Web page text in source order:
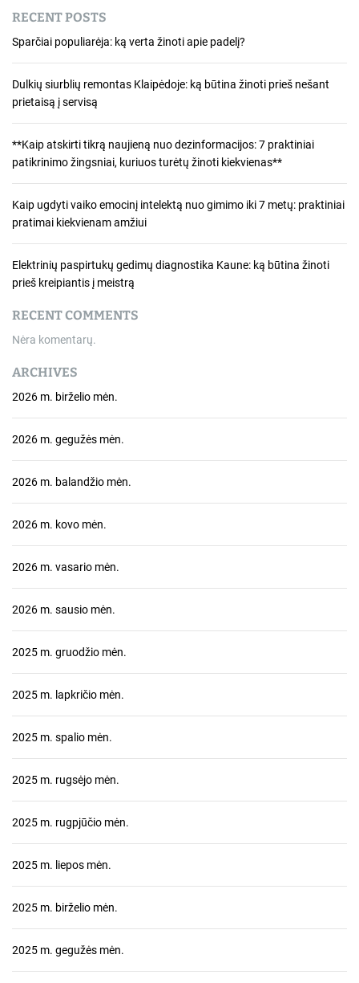
RECENT POSTS
Sparčiai populiarėja: ką verta žinoti apie padelį?
Dulkių siurblių remontas Klaipėdoje: ką būtina žinoti prieš nešant
prietaisą į servisą
**Kaip atskirti tikrą naujieną nuo dezinformacijos: 7 praktiniai
patikrinimo žingsniai, kuriuos turėtų žinoti kiekvienas**
Kaip ugdyti vaiko emocinį intelektą nuo gimimo iki 7 metų: praktiniai
pratimai kiekvienam amžiui
Elektrinių paspirtukų gedimų diagnostika Kaune: ką būtina žinoti
prieš kreipiantis į meistrą
RECENT COMMENTS
Nėra komentarų.
ARCHIVES
2026 m. birželio mėn.
2026 m. gegužės mėn.
2026 m. balandžio mėn.
2026 m. kovo mėn.
2026 m. vasario mėn.
2026 m. sausio mėn.
2025 m. gruodžio mėn.
2025 m. lapkričio mėn.
2025 m. spalio mėn.
2025 m. rugsėjo mėn.
2025 m. rugpjūčio mėn.
2025 m. liepos mėn.
2025 m. birželio mėn.
2025 m. gegužės mėn.